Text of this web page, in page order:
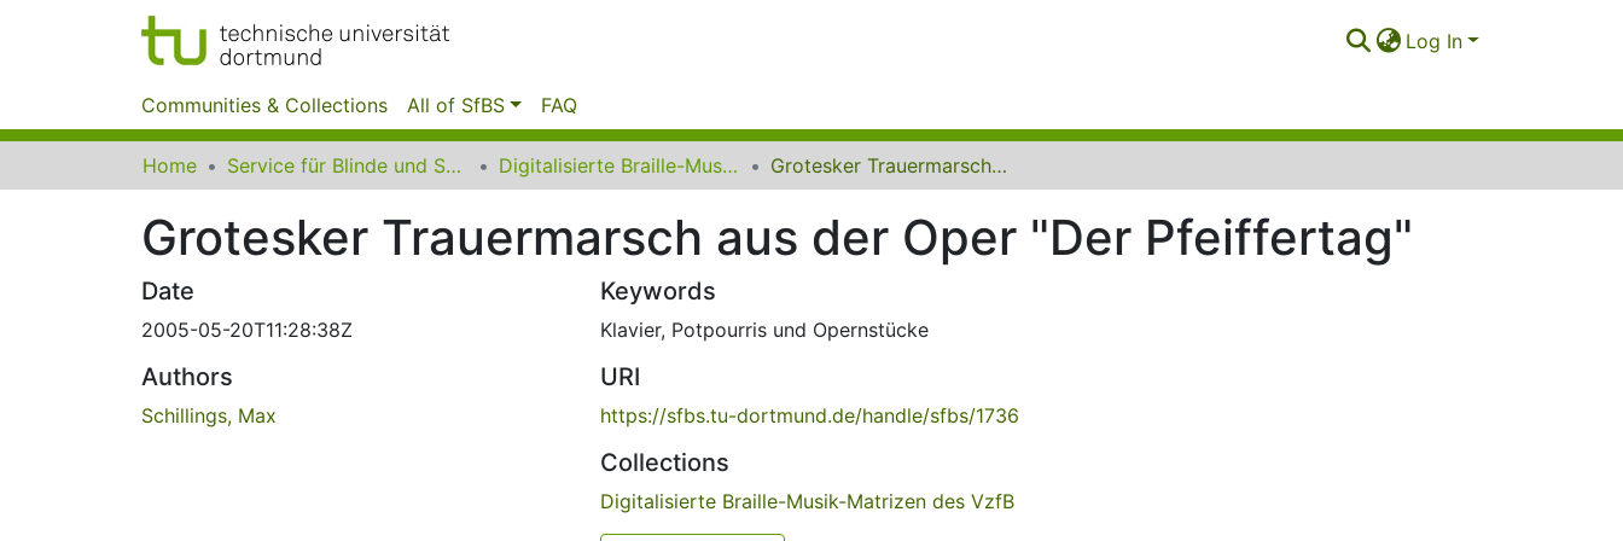
Log In
Communities & Collections All of SfBS FAQ
Home Service für Blinde und Sehbehinderte der UB Dortmund Digitalisierte Braille-Musik-Matrizen des VzfB Grotesker Trauermarsch aus der Oper "Der Pfeiffertag"
Grotesker Trauermarsch aus der Oper "Der Pfeiffertag"
Date
2005-05-20T11:28:38Z
Authors
Schillings, Max
Keywords
Klavier, Potpourris und Opernstücke
URI
https://sfbs.tu-dortmund.de/handle/sfbs/1736
Collections
Digitalisierte Braille-Musik-Matrizen des VzfB